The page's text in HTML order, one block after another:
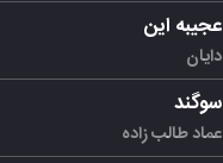
عجیبه این
دایان
سوگند
عماد طالب زاده